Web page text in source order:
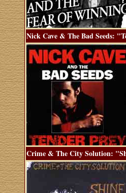
Nick Cave & The Bad Seeds:
Crime & The City Solution: